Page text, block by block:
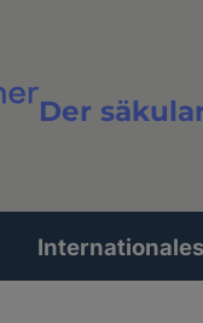
Der
Volltextsuche
Internationales